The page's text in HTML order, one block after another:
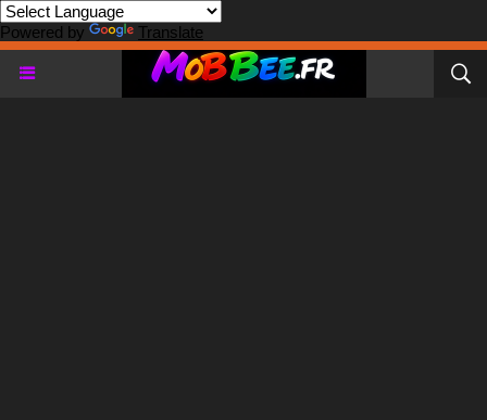
Powered by Translate